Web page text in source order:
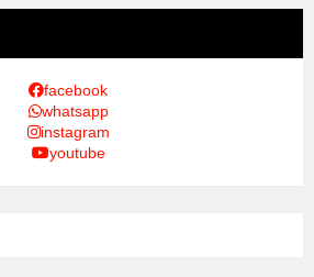
facebook
whatsapp
instagram
youtube